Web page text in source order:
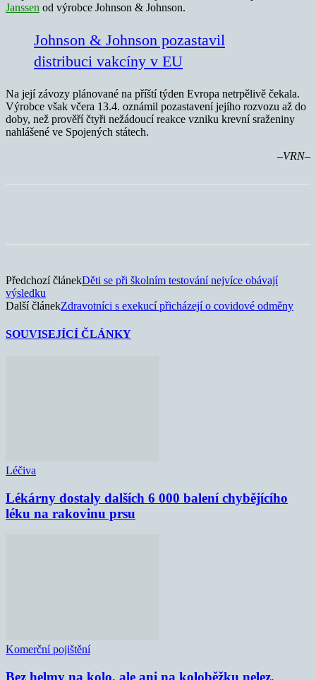
Janssen od výrobce Johnson & Johnson.
Johnson & Johnson pozastavil
distribuci vakcíny v EU
Na její závozy plánované na příští týden Evropa netrpělivě čekala.
Výrobce však včera 13.4. oznámil pozastavení jejího rozvozu až do
doby, než prověří čtyři nežádoucí reakce vzniku krevní sraženiny
nahlášené ve Spojených státech.
–VRN–
Předchozí článekDěti se při školním testování nejvíce obávají
výsledku
Další článekZdravotníci s exekucí přicházejí o covidové odměny
SOUVISEJÍCÍ ČLÁNKY
Léčiva
Lékárny dostaly dalších 6 000 balení chybějícího
léku na rakovinu prsu
Komerční pojištění
Bez helmy na kolo, ale ani na koloběžku nelez,